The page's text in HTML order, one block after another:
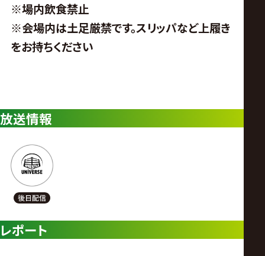
※場内飲食禁止
※会場内は土足厳禁です。スリッパなど上履き
をお持ちください
放送情報
レポート